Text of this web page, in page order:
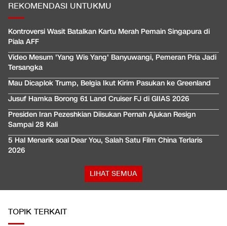
REKOMENDASI UNTUKMU
Kontroversi Wasit Batalkan Kartu Merah Pemain Singapura di
Piala AFF
Video Mesum 'Yang Wis Yang' Banyuwangi, Pemeran Pria Jadi
Tersangka
Mau Dicaplok Trump, Belgia Ikut Kirim Pasukan ke Greenland
Jusuf Hamka Borong 61 Land Cruiser FJ di GIIAS 2026
Presiden Iran Pezeshkian Diisukan Pernah Ajukan Resign
Sampai 28 Kali
5 Hal Menarik soal Dear You, Salah Satu Film China Terlaris
2026
LIHAT SEMUA
TOPIK TERKAIT